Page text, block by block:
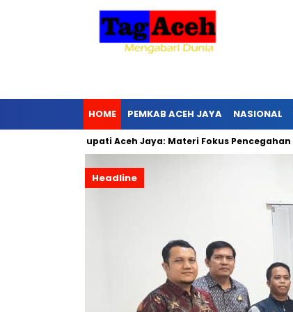
HOME PEMKAB ACEH JAYA NASIONAL
6, Bupati Aceh Jaya: Materi Fokus Pencegahan Korupsi
Headline